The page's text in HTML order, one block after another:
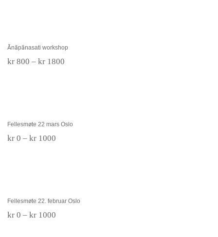
Ānāpānasati workshop
kr800 – kr1800Prisområde:
Fellesmøte 22 mars Oslo
kr0 – kr1000Prisområde:
Fellesmøte 22. februar Oslo
kr0 – kr1000Prisområde: